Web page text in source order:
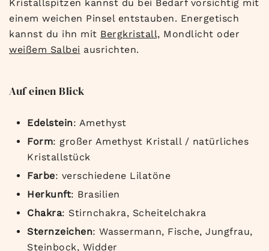
Kristallspitzen kannst du bei Bedarf vorsichtig mit
einem weichen Pinsel entstauben. Energetisch
kannst du ihn mit Bergkristall, Mondlicht oder
weißem Salbei ausrichten.
Auf einen Blick
Edelstein: Amethyst
Form: großer Amethyst Kristall / natürliches
Kristallstück
Farbe: verschiedene Lilatöne
Herkunft: Brasilien
Chakra: Stirnchakra, Scheitelchakra
Sternzeichen: Wassermann, Fische, Jungfrau,
Steinbock, Widder